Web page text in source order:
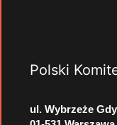
Polski
ul. Wybrzeże